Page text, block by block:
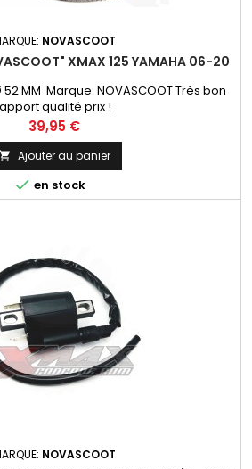
NOVASCOOT
XMAX 125 YAMAHA 06-20
MM Marque: NOVASCOOT Très bon
qualité prix !
Prix
39,95 €
Ajouter au panier
 en stock
NOVASCOOT